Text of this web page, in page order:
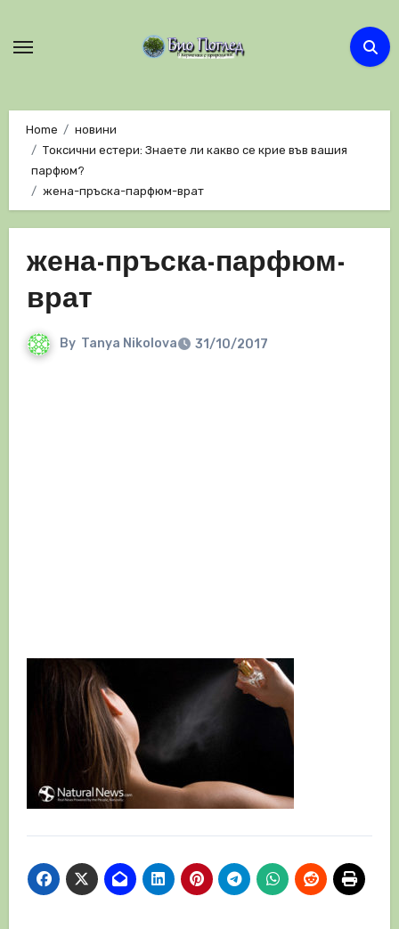
Home
новини
Токсични естери: Знаете ли какво се крие във вашия
парфюм?
жена-пръска-парфюм-врат
жена-пръска-парфюм-
врат
By Tanya Nikolova 31/10/2017